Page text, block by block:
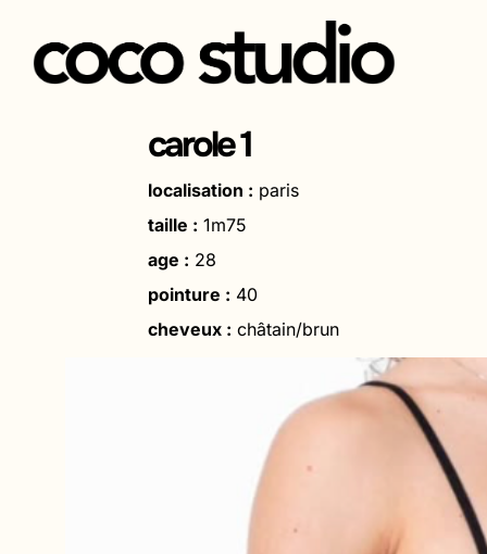
Aller
carole 1
localisation : paris
taille : 1m75
age : 28
pointure : 40
cheveux : châtain/brun